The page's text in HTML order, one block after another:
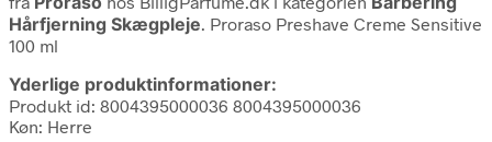
Hårfjerning Skægpleje. Proraso Preshave Creme Sensitive
100 ml
Yderlige produktinformationer:
Produkt id: 8004395000036 8004395000036
Køn: Herre